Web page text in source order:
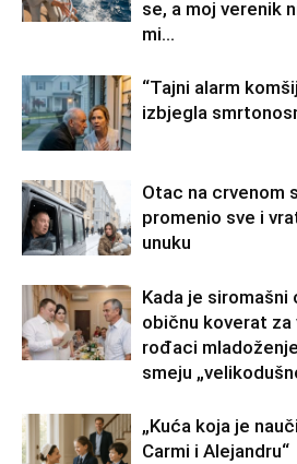
se, a moj verenik
mi...
“Tajni alarm
izbjegla
Otac na crvenom
promenio sve i
unuku
Kada je
običnu koverat
rođaci
smeju
„Kuća koja je
Carmi i Alejandru“